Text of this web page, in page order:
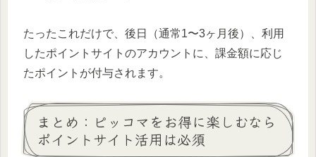
たったこれだけで、後日（通常1〜3ヶ月後）、利用
したポイントサイトのアカウントに、課金額に応じ
たポイントが付与されます。
まとめ：ピッコマをお得に楽しむなら
ポイントサイト活用は必須